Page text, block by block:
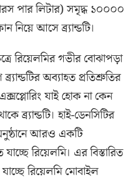
পার লিটার) সমৃদ্ধ ১০০০০
নিয়ে আসে ব্র্যান্ডটি।
রিয়েলমির গভীর বোঝাপড়া
অব্যাহত প্রতিশ্রুতির
এক্সপ্লোরিং যাই হোক না কেন
ব্র্যান্ডটি। হাই-ডেনসিটির
আরও একটি
রিয়েলমি। এর বিস্তারিত
রিয়েলমি মোবাইল